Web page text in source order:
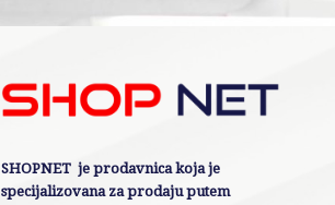
SHOPNET je prodavnica koja je
specijalizovana za prodaju putem